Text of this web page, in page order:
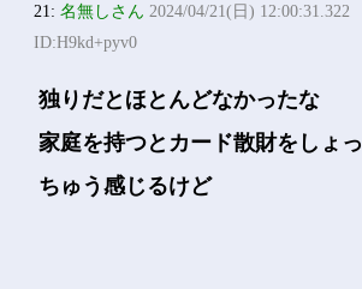
21:名無しさん 2024/04/21(日) 12:00:31.322
ID:H9kd+pyv0
独りだとほとんどなかったな
家庭を持つとカード散財をしょっ
ちゅう感じるけど